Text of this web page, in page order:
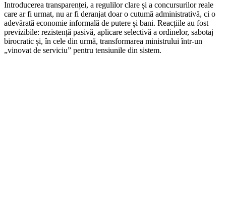
Introducerea transparenței, a regulilor clare și a concursurilor reale
care ar fi urmat, nu ar fi deranjat doar o cutumă administrativă, ci o
adevărată economie informală de putere și bani. Reacțiile au fost
previzibile: rezistență pasivă, aplicare selectivă a ordinelor, sabotaj
birocratic și, în cele din urmă, transformarea ministrului într-un
„vinovat de serviciu” pentru tensiunile din sistem.